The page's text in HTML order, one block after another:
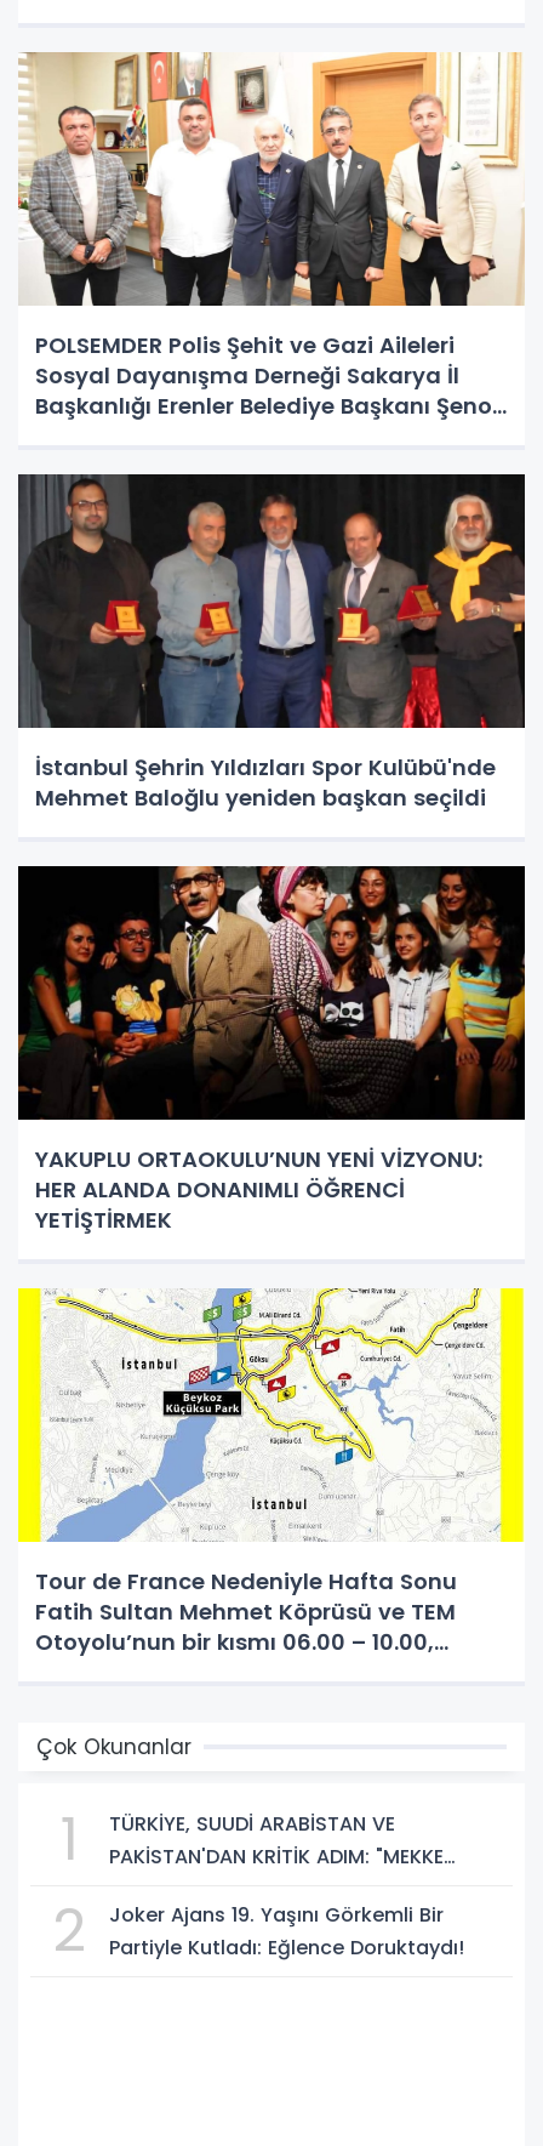
POLSEMDER Polis Şehit ve Gazi Aileleri
Sosyal Dayanışma Derneği Sakarya İl
Başkanlığı Erenler Belediye Başkanı Şenol
İstanbul Şehrin Yıldızları Spor Kulübü'nde
Mehmet Baloğlu yeniden başkan seçildi
YAKUPLU ORTAOKULU’NUN YENİ VİZYONU:
HER ALANDA DONANIMLI ÖĞRENCİ
YETİŞTİRMEK
Tour de France Nedeniyle Hafta Sonu
Fatih Sultan Mehmet Köprüsü ve TEM
Otoyolu’nun bir kısmı 06.00 – 10.00,
Trafiğe Kapatılacak
Çok Okunanlar
1
TÜRKİYE, SUUDİ ARABİSTAN VE
PAKİSTAN'DAN KRİTİK ADIM: "MEKKE
2
Joker Ajans 19. Yaşını Görkemli Bir
Partiyle Kutladı: Eğlence Doruktaydı!